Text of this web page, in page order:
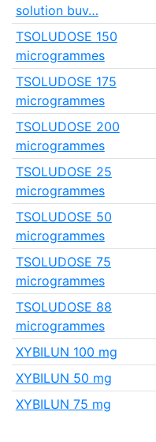
solution buv…
TSOLUDOSE 150
microgrammes
TSOLUDOSE 175
microgrammes
TSOLUDOSE 200
microgrammes
TSOLUDOSE 25
microgrammes
TSOLUDOSE 50
microgrammes
TSOLUDOSE 75
microgrammes
TSOLUDOSE 88
microgrammes
XYBILUN 100 mg
XYBILUN 50 mg
XYBILUN 75 mg